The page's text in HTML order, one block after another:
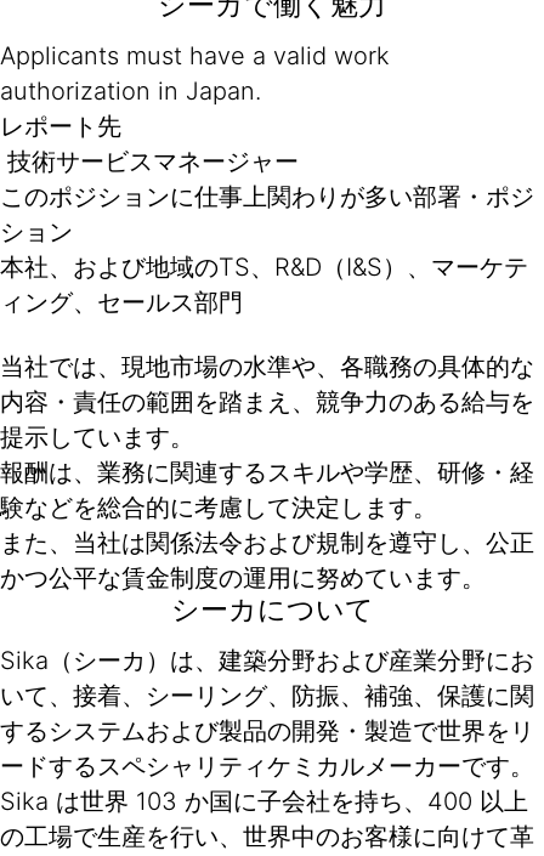
Applicants must have a valid work
authorization in Japan.
レポート先
技術サービスマネージャー
このポジションに仕事上関わりが多い部署・ポジ
ション
本社、および地域のTS、R&D（I&S）、マーケテ
ィング、セールス部門
当社では、現地市場の水準や、各職務の具体的な
内容・責任の範囲を踏まえ、競争力のある給与を
提示しています。
報酬は、業務に関連するスキルや学歴、研修・経
験などを総合的に考慮して決定します。
また、当社は関係法令および規制を遵守し、公正
かつ公平な賃金制度の運用に努めています。
シーカについて
Sika（シーカ）は、建築分野および産業分野にお
いて、接着、シーリング、防振、補強、保護に関
するシステムおよび製品の開発・製造で世界をリ
ードするスペシャリティケミカルメーカーです。
Sika は世界 103 か国に子会社を持ち、400 以上
の工場で生産を行い、世界中のお客様に向けて革